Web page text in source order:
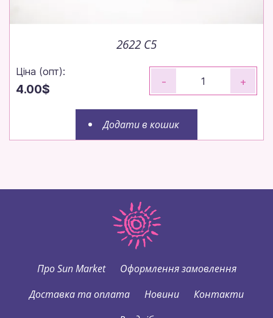
2622 C5
Ціна (опт):
4.00$
- +
Додати в кошик
Про Sun Market
Оформлення замовлення
Доставка та оплата
Новини
Контакти